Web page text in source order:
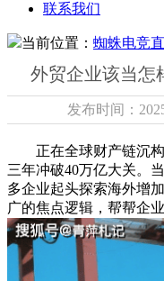
联系我们
当前位置： 蜘蛛电竞
外贸企业该当怎
发布时间：
正在全球财产链沉构
三年冲破40万亿大关。
多企业起头探索海外增
广的焦点逻辑，帮帮企